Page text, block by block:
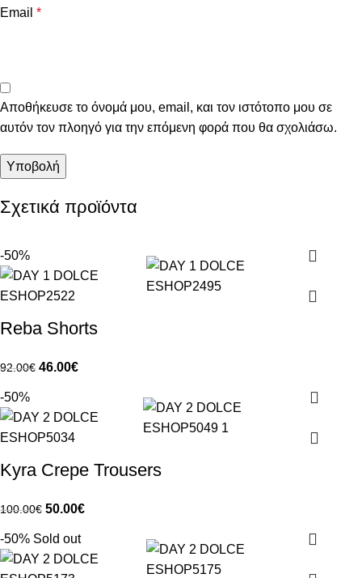
Email *
Αποθήκευσε το όνομά μου, email, και τον ιστότοπο μου σε
αυτόν τον πλοηγό για την επόμενη φορά που θα σχολιάσω.
Σχετικά προϊόντα
-50%
Reba Shorts
92.00€ 46.00€
-50%
Kyra Crepe Trousers
100.00€ 50.00€
-50% Sold out